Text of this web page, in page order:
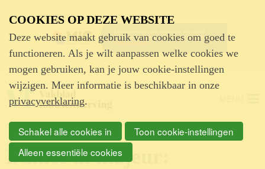
Advertentie
Dames in majeur:
COOKIES OP DEZE WEBSITE
Deze website maakt gebruik van cookies om goed te
functioneren. Als je wilt aanpassen welke cookies we
mogen gebruiken, kan je jouw cookie-instellingen
wijzigen. Meer informatie is beschikbaar in onze
privacyverklaring.
Schakel alle cookies in
Toon cookie-instellingen
Alleen essentiële cookies